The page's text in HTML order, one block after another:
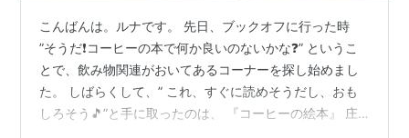
こんばんは。ルナです。 先日、ブックオフに行った時
”そうだ❗コーヒーの本で何か良いのないかな❓” というこ
とで、飲み物関連がおいてあるコーナーを探し始めまし
た。 しばらくして、” これ、すぐに読めそうだし、おも
しろそう🎵”と手に取ったのは、 『コーヒーの絵本』 庄